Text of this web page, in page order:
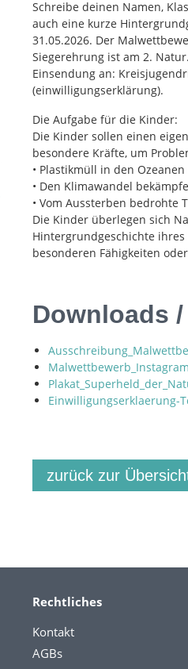
Schreibe deinen Namen,
auch eine kurze
31.05.2026. Der
Siegerehrung ist am 2.
Einsendung an:
(einwilligungserklärung).
Die Aufgabe für die Kinder:
Die Kinder sollen einen
besondere Kräfte, um
• Plastikmüll in den
• Den Klimawandel
• Vom Aussterben bedrohte
Die Kinder überlegen sich
Hintergrundgeschichte ihres
besonderen Fähigkeiten
Downloads
Einwilligungserklaerung-
zurück zur
Rechtliches
Kontakt
AGBs